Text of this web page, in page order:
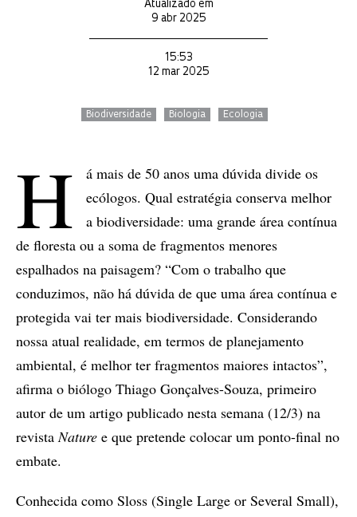
Atualizado em
9 abr 2025
15:53
12 mar 2025
Biodiversidade Biologia Ecologia
H
á mais de 50 anos uma dúvida divide os
ecólogos. Qual estratégia conserva melhor
a biodiversidade: uma grande área contínua
de floresta ou a soma de fragmentos menores
espalhados na paisagem? “Com o trabalho que
conduzimos, não há dúvida de que uma área contínua e
protegida vai ter mais biodiversidade. Considerando
nossa atual realidade, em termos de planejamento
ambiental, é melhor ter fragmentos maiores intactos”,
afirma o biólogo Thiago Gonçalves-Souza, primeiro
autor de um artigo publicado nesta semana (12/3) na
revistaNature e que pretende colocar um ponto-final no
embate.
Conhecida como Sloss (Single Large or Several Small),